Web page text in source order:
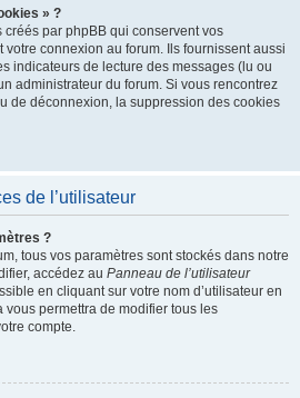
» ?
par phpBB qui conservent vos
votre connexion au forum. Ils fournissent aussi
indicateurs de lecture des messages (lu ou
administrateur du forum. Si vous rencontrez
de déconnexion, la suppression des cookies
de l’utilisateur
?
tous vos paramètres sont stockés dans notre
accédez au Panneau de l’utilisateur
en cliquant sur votre nom d’utilisateur en
vous permettra de modifier tous les
compte.